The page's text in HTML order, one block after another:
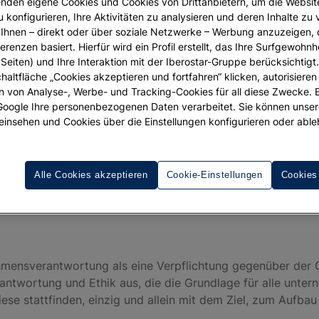
in allen Aspekten der Geschäftstätigkeit und des
und Serviceleistungen auf nachhaltige und
Weiterentwicklung, die Chancengleichheit und die
für das Vertrauen, das unsere Kunden uns
Entwicklung der Regionen und Länder, in
und die einheimische Flora und Fauna der Reiseziele,
einzige Weg in die Zukunft ist.
als eine Verpflichtung gegenüber der
und Ethik aus, die die Grundlage für alle
stattfinden, einzig und allein mit dem Ziel, zum
konfigurieren, Ihre Aktivitäten zu analysieren und deren Inhalte zu
– direkt oder über soziale Netzwerke – Werbung anzuzeigen,
basiert. Hierfür wird ein Profil erstellt, das Ihre
und Ihre Interaktion mit der Iberostar-Gruppe berücksichtigt.
„Cookies akzeptieren und fortfahren“ klicken, autorisieren
von Analyse-, Werbe- und Tracking-Cookies für all diese Zwecke.
Ihre personenbezogenen Daten verarbeitet. Sie können
und Cookies über die Einstellungen konfigurieren oder
Cookie-Einstellungen
Alle Cookies akzeptieren